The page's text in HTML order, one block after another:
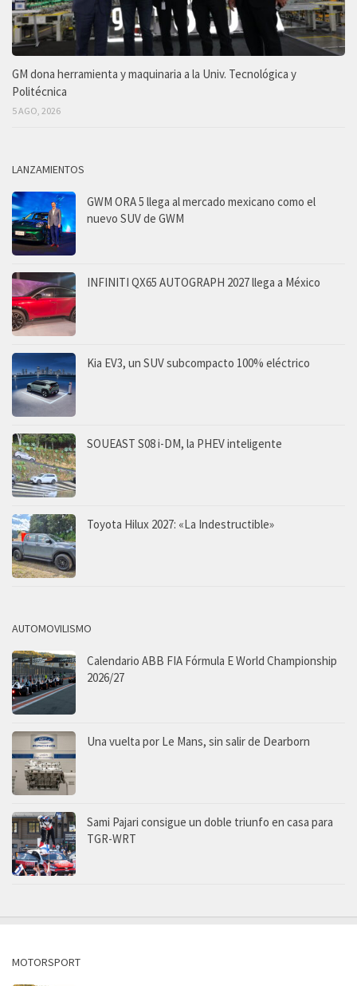
GM dona herramienta y maquinaria a la Univ. Tecnológica y
Politécnica
5 AGO, 2026
LANZAMIENTOS
GWM ORA 5 llega al mercado mexicano como el
nuevo SUV de GWM
INFINITI QX65 AUTOGRAPH 2027 llega a México
Kia EV3, un SUV subcompacto 100% eléctrico
SOUEAST S08 i-DM, la PHEV inteligente
Toyota Hilux 2027: «La Indestructible»
AUTOMOVILISMO
Calendario ABB FIA Fórmula E World Championship
2026/27
Una vuelta por Le Mans, sin salir de Dearborn
Sami Pajari consigue un doble triunfo en casa para
TGR-WRT
MOTORSPORT